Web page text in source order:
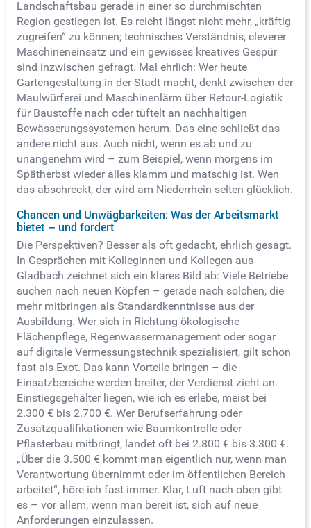
Landschaftsbau gerade in einer so durchmischten
Region gestiegen ist. Es reicht längst nicht mehr, „kräftig
zugreifen“ zu können; technisches Verständnis, cleverer
Maschineneinsatz und ein gewisses kreatives Gespür
sind inzwischen gefragt. Mal ehrlich: Wer heute
Gartengestaltung in der Stadt macht, denkt zwischen der
Maulwürferei und Maschinenlärm über Retour-Logistik
für Baustoffe nach oder tüftelt an nachhaltigen
Bewässerungssystemen herum. Das eine schließt das
andere nicht aus. Auch nicht, wenn es ab und zu
unangenehm wird – zum Beispiel, wenn morgens im
Spätherbst wieder alles klamm und matschig ist. Wen
das abschreckt, der wird am Niederrhein selten glücklich.
Chancen und Unwägbarkeiten: Was der Arbeitsmarkt
bietet – und fordert
Die Perspektiven? Besser als oft gedacht, ehrlich gesagt.
In Gesprächen mit Kolleginnen und Kollegen aus
Gladbach zeichnet sich ein klares Bild ab: Viele Betriebe
suchen nach neuen Köpfen – gerade nach solchen, die
mehr mitbringen als Standardkenntnisse aus der
Ausbildung. Wer sich in Richtung ökologische
Flächenpflege, Regenwassermanagement oder sogar
auf digitale Vermessungstechnik spezialisiert, gilt schon
fast als Exot. Das kann Vorteile bringen – die
Einsatzbereiche werden breiter, der Verdienst zieht an.
Einstiegsgehälter liegen, wie ich es erlebe, meist bei
2.300 € bis 2.700 €. Wer Berufserfahrung oder
Zusatzqualifikationen wie Baumkontrolle oder
Pflasterbau mitbringt, landet oft bei 2.800 € bis 3.300 €.
„Über die 3.500 € kommt man eigentlich nur, wenn man
Verantwortung übernimmt oder im öffentlichen Bereich
arbeitet“, höre ich fast immer. Klar, Luft nach oben gibt
es – vor allem, wenn man bereit ist, sich auf neue
Anforderungen einzulassen.